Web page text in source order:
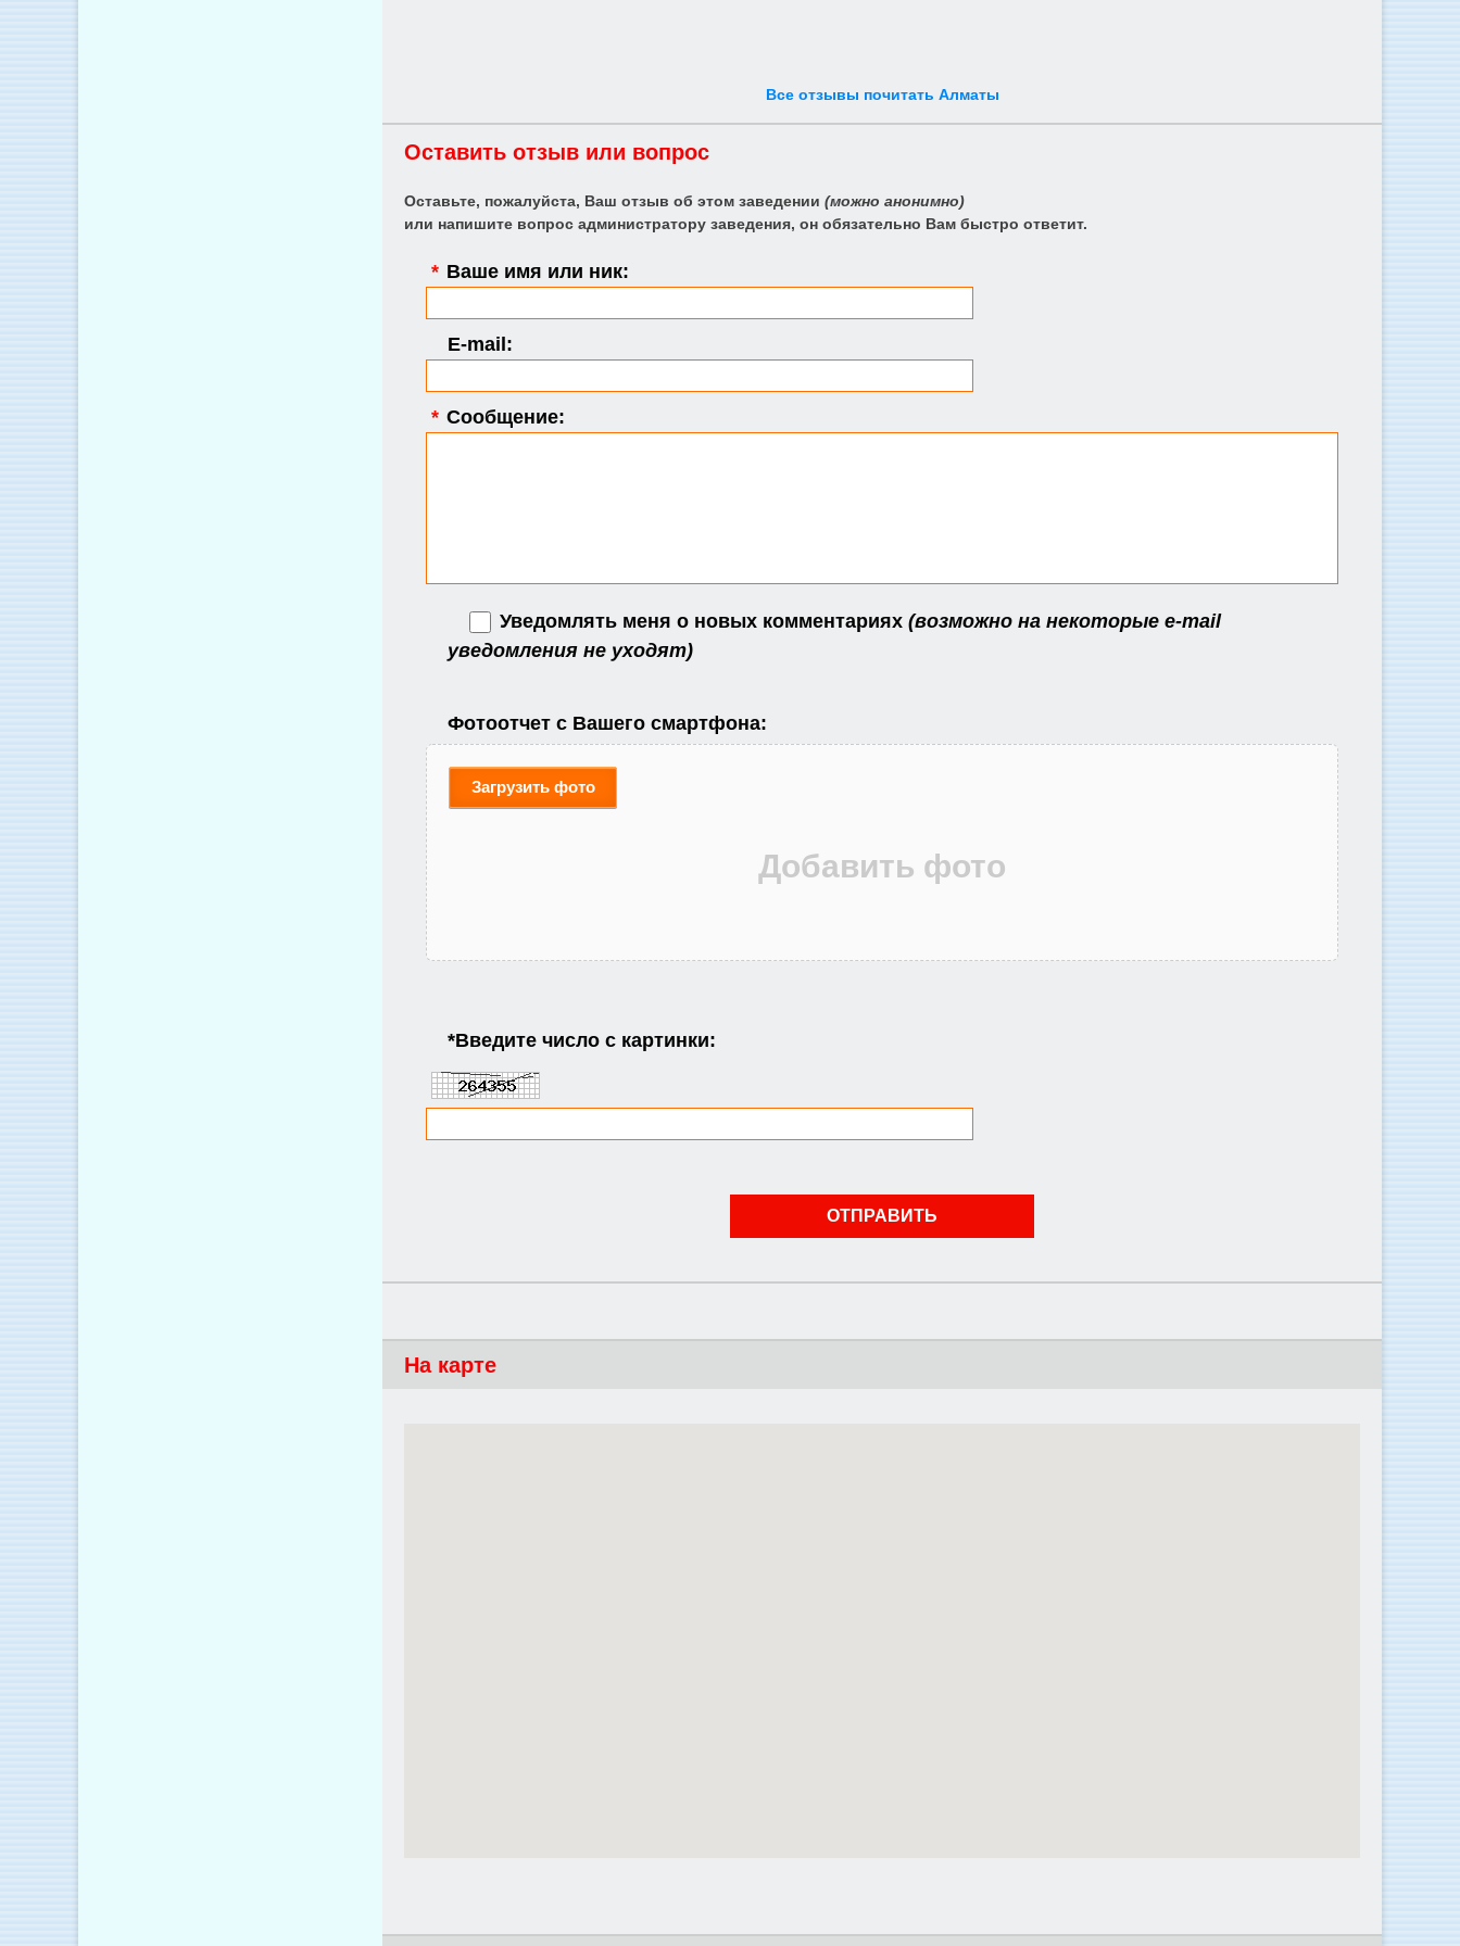
Все отзывы почитать Алматы
Оставить отзыв или вопрос
Оставьте, пожалуйста, Ваш отзыв об этом заведении (можно анонимно)
или напишите вопрос администратору заведения, он обязательно Вам быстро ответит.
* Ваше имя или ник:
E-mail:
* Сообщение:
Уведомлять меня о новых комментариях (возможно на некоторые e-mail
уведомления не уходят)
Фотоотчет с Вашего смартфона:
Загрузить фото
*Введите число с картинки:
На карте